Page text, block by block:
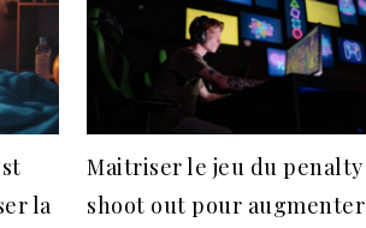
la
Maitriser le jeu du penalty
shoot out pour augmenter